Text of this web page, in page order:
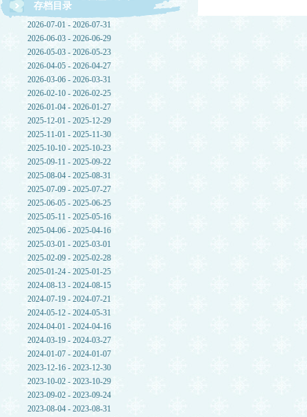
存档目录
2026-07-01 - 2026-07-31
2026-06-03 - 2026-06-29
2026-05-03 - 2026-05-23
2026-04-05 - 2026-04-27
2026-03-06 - 2026-03-31
2026-02-10 - 2026-02-25
2026-01-04 - 2026-01-27
2025-12-01 - 2025-12-29
2025-11-01 - 2025-11-30
2025-10-10 - 2025-10-23
2025-09-11 - 2025-09-22
2025-08-04 - 2025-08-31
2025-07-09 - 2025-07-27
2025-06-05 - 2025-06-25
2025-05-11 - 2025-05-16
2025-04-06 - 2025-04-16
2025-03-01 - 2025-03-01
2025-02-09 - 2025-02-28
2025-01-24 - 2025-01-25
2024-08-13 - 2024-08-15
2024-07-19 - 2024-07-21
2024-05-12 - 2024-05-31
2024-04-01 - 2024-04-16
2024-03-19 - 2024-03-27
2024-01-07 - 2024-01-07
2023-12-16 - 2023-12-30
2023-10-02 - 2023-10-29
2023-09-02 - 2023-09-24
2023-08-04 - 2023-08-31